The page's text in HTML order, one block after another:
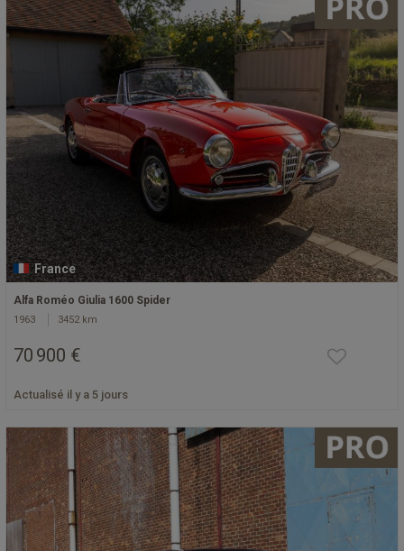
France
Alfa Roméo Giulia 1600 Spider
1963 3452 km
70 900 €
Actualisé il y a 5 jours